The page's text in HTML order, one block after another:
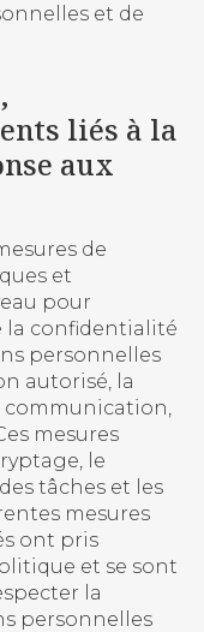
et de
liés à la
aux
de
et
pour
la confidentialité
personnelles
autorisé, la
mesures
le
tâches et les
mesures
ont pris
et se sont
la
personnelles